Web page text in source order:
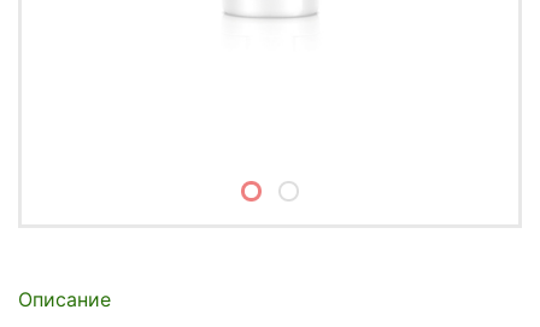
Описание